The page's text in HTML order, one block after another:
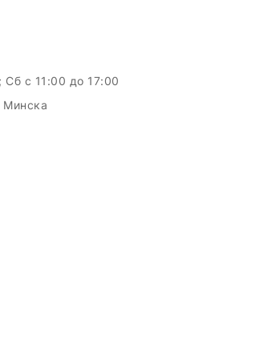
c 11:00 до 17:00
Минска